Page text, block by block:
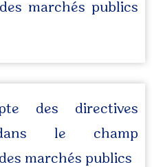
marchés publics
des directives
dans le champ
marchés publics